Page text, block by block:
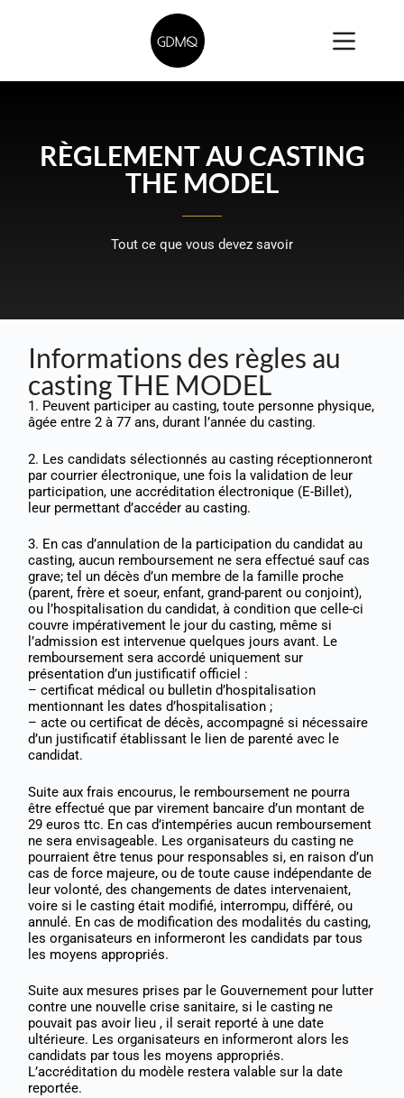
RÈGLEMENT AU CASTING
THE MODEL
Tout ce que vous devez savoir
Informations des règles au
casting THE MODEL
1. Peuvent participer au casting, toute personne physique,
âgée entre 2 à 77 ans, durant l’année du casting.
2. Les candidats sélectionnés au casting réceptionneront
par courrier électronique, une fois la validation de leur
participation, une accréditation électronique (E-Billet),
leur permettant d’accéder au casting.
3. En cas d’annulation de la participation du candidat au
casting, aucun remboursement ne sera effectué sauf cas
grave; tel un décès d’un membre de la famille proche
(parent, frère et soeur, enfant, grand-parent ou conjoint),
ou l’hospitalisation du candidat, à condition que celle-ci
couvre impérativement le jour du casting, même si
l’admission est intervenue quelques jours avant. Le
remboursement sera accordé uniquement sur
présentation d’un justificatif officiel :
– certificat médical ou bulletin d’hospitalisation
mentionnant les dates d’hospitalisation ;
– acte ou certificat de décès, accompagné si nécessaire
d’un justificatif établissant le lien de parenté avec le
candidat.
Suite aux frais encourus, le remboursement ne pourra
être effectué que par virement bancaire d’un montant de
29 euros ttc. En cas d’intempéries aucun remboursement
ne sera envisageable. Les organisateurs du casting ne
pourraient être tenus pour responsables si, en raison d’un
cas de force majeure, ou de toute cause indépendante de
leur volonté, des changements de dates intervenaient,
voire si le casting était modifié, interrompu, différé, ou
annulé. En cas de modification des modalités du casting,
les organisateurs en informeront les candidats par tous
les moyens appropriés.
Suite aux mesures prises par le Gouvernement pour lutter
contre une nouvelle crise sanitaire, si le casting ne
pouvait pas avoir lieu , il serait reporté à une date
ultérieure. Les organisateurs en informeront alors les
candidats par tous les moyens appropriés.
L’accréditation du modèle restera valable sur la date
reportée.